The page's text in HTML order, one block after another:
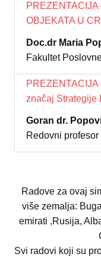
PREZENTACIJA
OBJEKATA U
Doc.dr Maria
Fakultet
PREZENTACIJA
značaj Strategije
Goran dr.
Redovni
Radove za ovaj
više zemalja:
emirati ,Rusija,
Svi radovi koji su